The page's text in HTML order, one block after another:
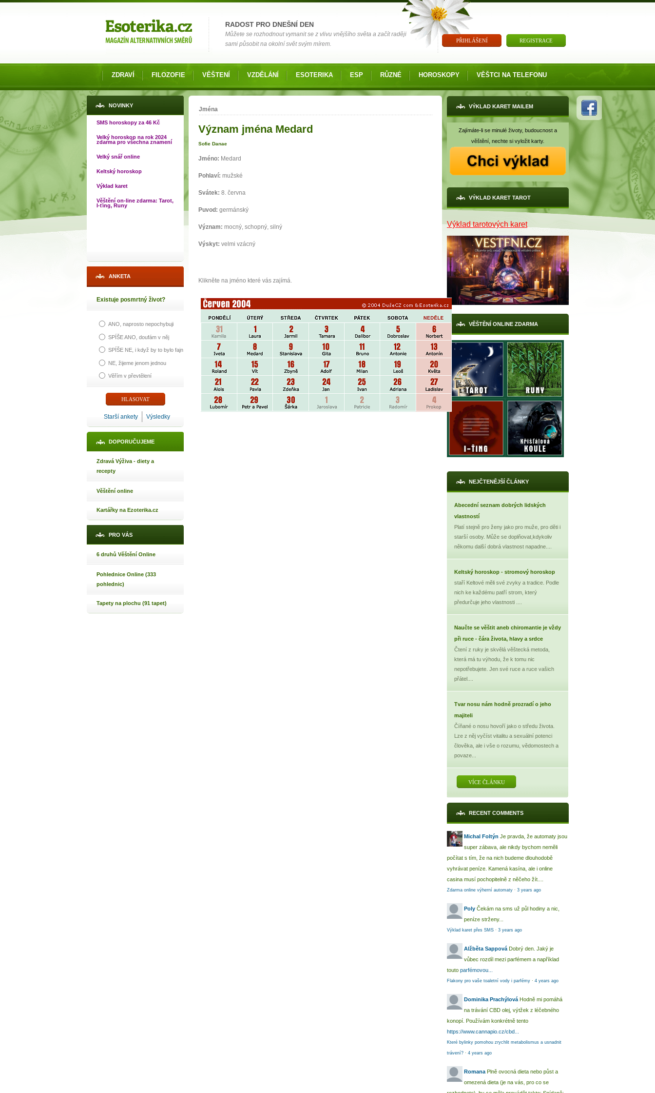
RADOST PRO DNEŠNÍ DEN
Můžete se rozhodnout vymanit se z vlivu vnějšího světa a začít raději
sami působit na okolní svět svým mírem.
PŘIHLÁŠENÍ REGISTRACE
ZDRAVÍ FILOZOFIE VĚŠTENÍ VZDĚLÁNÍ ESOTERIKA ESP RŮZNÉ HOROSKOPY VĚŠTCI NA TELEFONU
NOVINKY
SMS horoskopy za 46 Kč
Velký horoskop na rok 2024
zdarma pro všechna znamení
Velký snář online
Keltský horoskop
Výklad karet
Věštění on-line zdarma: Tarot,
I-ťing, Runy
ANKETA
Existuje posmrtný život?
ANO, naprosto nepochybuji
SPÍŠE ANO, doufám v něj
SPÍŠE NE, i když by to bylo fajn
NE, žijeme jenom jednou
Věřím v převtělení
Starší ankety Výsledky
DOPORUČUJEME
Zdravá Výživa - diety a
recepty
Věštění online
Kartářky na Ezoterika.cz
PRO VÁS
6 druhů Věštění Online
Pohlednice Online (333
pohlednic)
Tapety na plochu (91 tapet)
Jste zde
Jména
Význam jména Medard
Sofie Danae
Jméno: Medard
Pohlaví: mužské
Svátek: 8. června
Puvod: germánský
Význam: mocný, schopný, silný
Výskyt: velmi vzácný
Klikněte na jméno které vás zajímá.
VÝKLAD KARET MAILEM
Zajímáte-li se minulé životy, budoucnost a
věštění, nechte si vyložit karty.
VÝKLAD KARET TAROT
Výklad tarotových karet
VĚŠTĚNÍ ONLINE ZDARMA
NEJČTENĚJŠÍ ČLÁNKY
Abecední seznam dobrých lidských
vlastností
Platí stejně pro ženy jako pro muže, pro děti i
starší osoby. Může se doplňovat,kdykoliv
někomu další dobrá vlastnost napadne....
Keltský horoskop - stromový horoskop
staří Keltové měli své zvyky a tradice. Podle
nich ke každému patří strom, který
předurčuje jeho vlastnosti ....
Naučte se věštit aneb chiromantie je vždy
při ruce - čára života, hlavy a srdce
Čtení z ruky je skvělá věštecká metoda,
která má tu výhodu, že k tomu nic
nepotřebujete. Jen své ruce a ruce vašich
přátel....
Tvar nosu nám hodně prozradí o jeho
majiteli
Číňané o nosu hovoří jako o středu života.
Lze z něj vyčíst vitalitu a sexuální potenci
člověka, ale i vše o rozumu, vědomostech a
povaze...
VÍCE ČLÁNKU
RECENT COMMENTS
Michal Foltýn Je pravda, že automaty jsou
super zábava, ale nikdy bychom neměli
počítat s tím, že na nich budeme dlouhodobě
vyhrávat peníze. Kamená kasína, ale i online
casina musí pochopitelně z něčeho žít....
Zdarma online výherní automaty · 3 years ago
Poly Čekám na sms už půl hodiny a nic,
peníze strženy...
Výklad karet přes SMS · 3 years ago
Alžběta Sappová Dobrý den. Jaký je
vůbec rozdíl mezi parfémem a například
touto parfémovou...
Flakony pro vaše toaletní vody i parfémy · 4 years ago
Dominika Prachýlová Hodně mi pomáhá
na trávání CBD olej, výtžek z léčebného
konopí. Používám konkrétně tento
https://www.cannapio.cz/cbd...
Které bylinky pomohou zrychlit metabolismus a usnadnit
trávení? · 4 years ago
Romana Plně ovocná dieta nebo půst a
omezená dieta (je na vás, pro co se